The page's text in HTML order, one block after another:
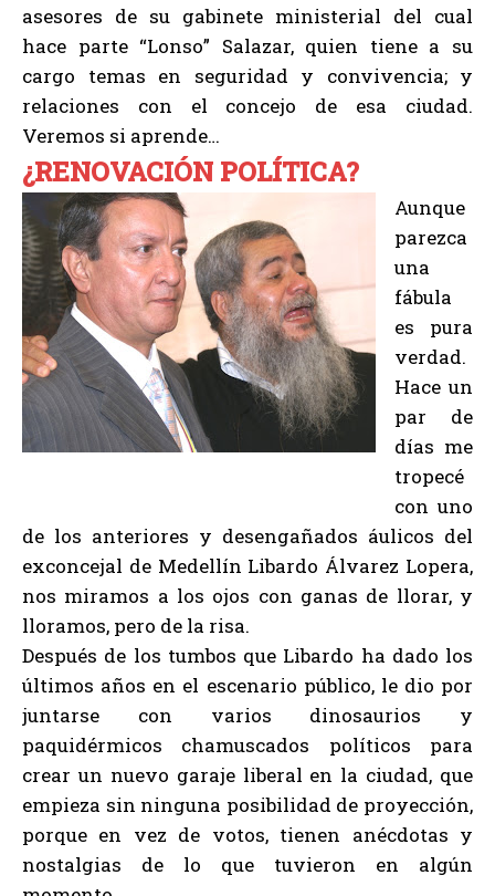
asesores de su gabinete ministerial del cual
hace parte “Lonso” Salazar, quien tiene a su
cargo temas en seguridad y convivencia; y
relaciones con el concejo de esa ciudad.
Veremos si aprende…
¿RENOVACIÓN POLÍTICA?
Aunque
parezca
una
fábula
es pura
verdad.
Hace un
par de
días me
tropecé
con uno
de los anteriores y desengañados áulicos del
exconcejal de Medellín Libardo Álvarez Lopera,
nos miramos a los ojos con ganas de llorar, y
lloramos, pero de la risa.
Después de los tumbos que Libardo ha dado los
últimos años en el escenario público, le dio por
juntarse con varios dinosaurios y
paquidérmicos chamuscados políticos para
crear un nuevo garaje liberal en la ciudad, que
empieza sin ninguna posibilidad de proyección,
porque en vez de votos, tienen anécdotas y
nostalgias de lo que tuvieron en algún